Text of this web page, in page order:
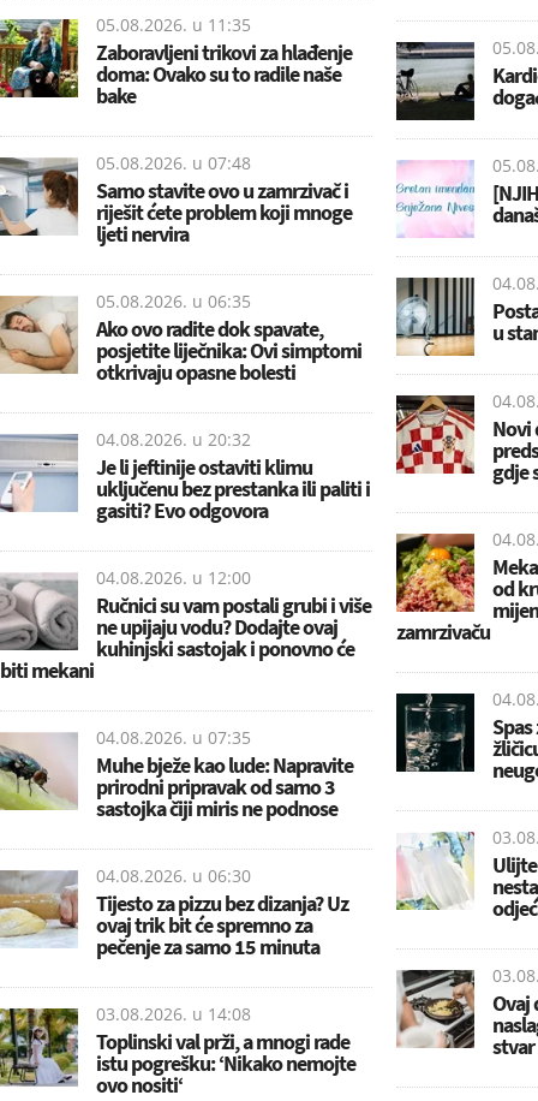
05.08.2026. u 11:35
Zaboravljeni trikovi za hlađenje
doma: Ovako su to radile naše
bake
05.08.2026. u 07:48
Samo stavite ovo u zamrzivač i
riješit ćete problem koji mnoge
ljeti nervira
05.08.2026. u 06:35
Ako ovo radite dok spavate,
posjetite liječnika: Ovi simptomi
otkrivaju opasne bolesti
04.08.2026. u 20:32
Je li jeftinije ostaviti klimu
uključenu bez prestanka ili paliti i
gasiti? Evo odgovora
04.08.2026. u 12:00
Ručnici su vam postali grubi i više
ne upijaju vodu? Dodajte ovaj
kuhinjski sastojak i ponovno će
biti mekani
04.08.2026. u 07:35
Muhe bježe kao lude: Napravite
prirodni pripravak od samo 3
sastojka čiji miris ne podnose
04.08.2026. u 06:30
Tijesto za pizzu bez dizanja? Uz
ovaj trik bit će spremno za
pečenje za samo 15 minuta
03.08.2026. u 14:08
Toplinski val prži, a mnogi rade
istu pogrešku: ‘Nikako nemojte
ovo nositi‘
u
Novi
gdje
od
zamrzivaču
Ovaj